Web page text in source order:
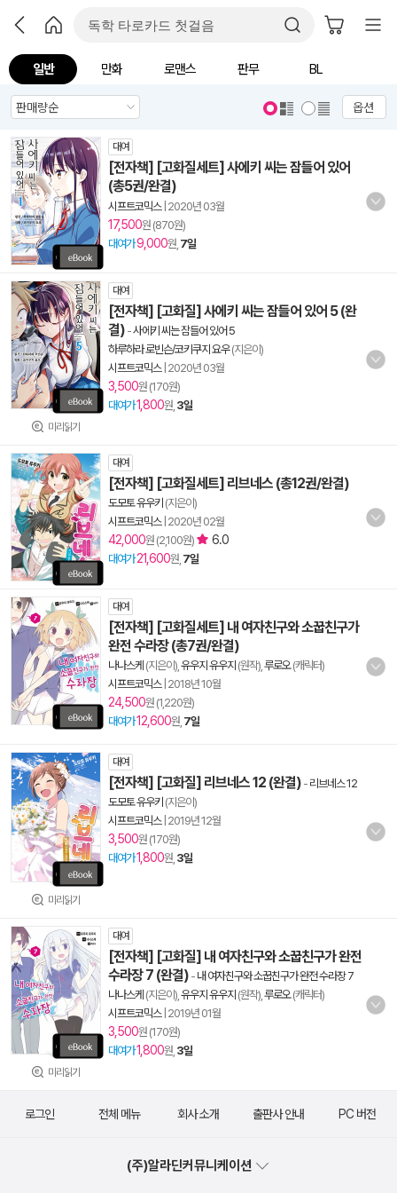
일반 만화 로맨스 판무 BL
옵션
대여
[전자책] [고화질세트] 사에키 씨는 잠들어 있어
(총5권/완결)
시프트코믹스| 2020년 03월
17,500원 (870원)
대여가9,000원, 7일
미리읽기
대여
[전자책] [고화질] 사에키 씨는 잠들어 있어 5 (완
결) -사에키 씨는 잠들어 있어 5
하루하라 로빈슨/코키쿠지 요우(지은이)
시프트코믹스| 2020년 03월
3,500원 (170원)
대여가1,800원, 3일
대여
[전자책] [고화질세트] 리브네스 (총12권/완결)
도모토 유우키 (지은이)
시프트코믹스| 2020년 02월
42,000원 (2,100원) 6.0
대여가 21,600원, 7일
대여
[전자책] [고화질세트] 내 여자친구와 소꿉친구가
완전 수라장 (총7권/완결)
나나스케 (지은이), 유우지 유우지 (원작), 루로오(캐릭터)
시프트코믹스| 2018년 10월
24,500원 (1,220원)
대여가12,600원, 7일
미리읽기
대여
[전자책] [고화질] 리브네스 12 (완결) - 리브네스 12
도모토 유우키 (지은이)
시프트코믹스| 2019년 12월
3,500원 (170원)
대여가1,800원, 3일
미리읽기
대여
[전자책] [고화질] 내 여자친구와 소꿉친구가 완전
수라장 7 (완결) - 내 여자친구와 소꿉친구가 완전 수라장 7
나나스케 (지은이), 유우지 유우지 (원작), 루로오(캐릭터)
시프트코믹스| 2019년 01월
3,500원 (170원)
대여가1,800원, 3일
로그인 전체 메뉴 회사 소개 출판사 안내 PC 버전
(주)알라딘커뮤니케이션